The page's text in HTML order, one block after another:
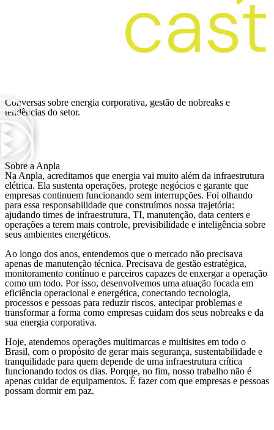
Conversas sobre energia corporativa, gestão de nobreaks e
tendências do setor.
Sobre a Anpla
Na Anpla, acreditamos que energia vai muito além da infraestrutura
elétrica. Ela sustenta operações, protege negócios e garante que
empresas continuem funcionando sem interrupções. Foi olhando
para essa responsabilidade que construímos nossa trajetória:
ajudando times de infraestrutura, TI, manutenção, data centers e
operações a terem mais controle, previsibilidade e inteligência sobre
seus ambientes energéticos.
Ao longo dos anos, entendemos que o mercado não precisava
apenas de manutenção técnica. Precisava de gestão estratégica,
monitoramento contínuo e parceiros capazes de enxergar a operação
como um todo. Por isso, desenvolvemos uma atuação focada em
eficiência operacional e energética, conectando tecnologia,
processos e pessoas para reduzir riscos, antecipar problemas e
transformar a forma como empresas cuidam dos seus nobreaks e da
sua energia corporativa.
Hoje, atendemos operações multimarcas e multisites em todo o
Brasil, com o propósito de gerar mais segurança, sustentabilidade e
tranquilidade para quem depende de uma infraestrutura crítica
funcionando todos os dias. Porque, no fim, nosso trabalho não é
apenas cuidar de equipamentos. É fazer com que empresas e pessoas
possam dormir em paz.